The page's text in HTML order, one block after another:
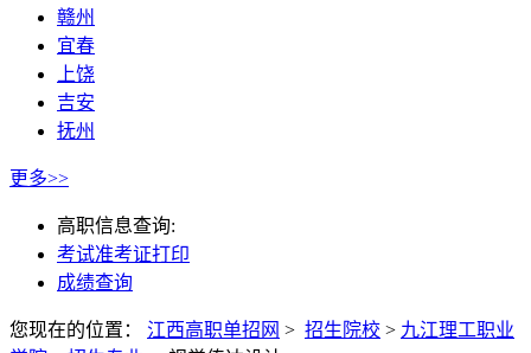
赣州
宜春
上饶
吉安
抚州
更多>>
高职信息查询:
考试准考证打印
成绩查询
您现在的位置： 江西高职单招网 > 招生院校 > 九江理工职业